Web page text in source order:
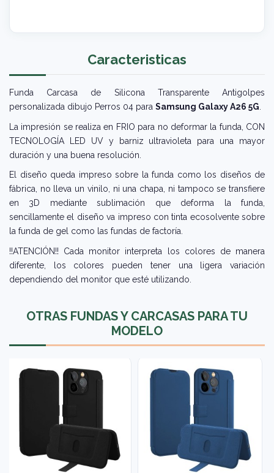
Caracteristicas
Funda Carcasa de Silicona Transparente Antigolpes
personalizada dibujo Perros 04 para Samsung Galaxy A26 5G
La impresión se realiza en FRIO para no deformar la funda, CON
TECNOLOGÍA LED UV y barniz ultravioleta para una mayor
duración y una buena resolución.
El diseño queda impreso sobre la funda como los diseños de
fábrica, no lleva un vinilo, ni una chapa, ni tampoco se transfiere
en 3D mediante sublimación que deforma la funda,
sencillamente el diseño va impreso con tinta ecosolvente sobre
la funda de gel como las fundas de factoría.
!!ATENCIÓN!! Cada monitor interpreta los colores de manera
diferente, los colores pueden tener una ligera variación
dependiendo del monitor que esté utilizando.
OTRAS FUNDAS Y CARCASAS PARA TU
MODELO